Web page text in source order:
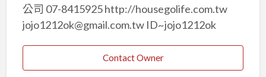
公司 07-8415925 http://housegolife.com.tw
jojo1212ok@gmail.com.tw ID~jojo1212ok
Contact Owner